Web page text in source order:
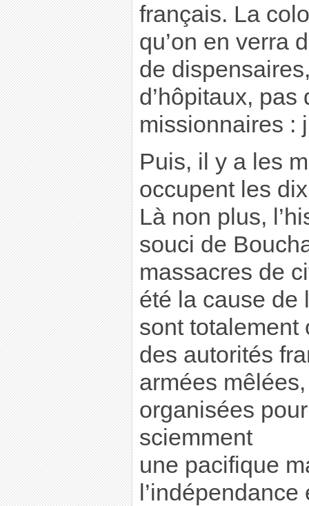
français. La
qu’on en verra
de
d’hôpitaux,
missionnaires :
Puis, il y a les
occupent les
Là non plus,
souci de
massacres de
été la cause de
sont totalement
des autorités
armées
organisées
sciemment
une pacifique